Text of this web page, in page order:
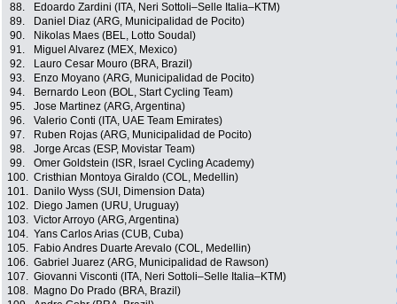
88.
Edoardo Zardini (ITA, Neri Sottoli–Selle Italia–KTM)
89.
Daniel Diaz (ARG, Municipalidad de Pocito)
90.
Nikolas Maes (BEL, Lotto Soudal)
91.
Miguel Alvarez (MEX, Mexico)
92.
Lauro Cesar Mouro (BRA, Brazil)
93.
Enzo Moyano (ARG, Municipalidad de Pocito)
94.
Bernardo Leon (BOL, Start Cycling Team)
95.
Jose Martinez (ARG, Argentina)
96.
Valerio Conti (ITA, UAE Team Emirates)
97.
Ruben Rojas (ARG, Municipalidad de Pocito)
98.
Jorge Arcas (ESP, Movistar Team)
99.
Omer Goldstein (ISR, Israel Cycling Academy)
100. Cristhian Montoya Giraldo (COL, Medellin)
101.
Danilo Wyss (SUI, Dimension Data)
102.
Diego Jamen (URU, Uruguay)
103. Victor Arroyo (ARG, Argentina)
104. Yans Carlos Arias (CUB, Cuba)
105.
Fabio Andres Duarte Arevalo (COL, Medellin)
106. Gabriel Juarez (ARG, Municipalidad de Rawson)
107. Giovanni Visconti (ITA, Neri Sottoli–Selle Italia–KTM)
108.
Magno Do Prado (BRA, Brazil)